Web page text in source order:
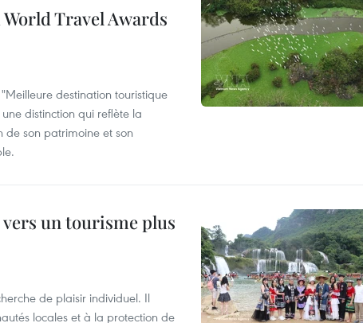
Travel Awards
destination touristique
distinction qui reflète la
de son patrimoine et son
un tourisme plus
de plaisir individuel. Il
locales et à la protection de